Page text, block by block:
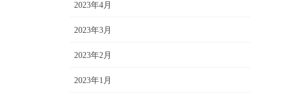
2023年4月
2023年3月
2023年2月
2023年1月